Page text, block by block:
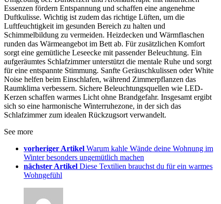
Essenzen fördern Entspannung und schaffen eine angenehme
Duftkulisse. Wichtig ist zudem das richtige Lüften, um die
Luftfeuchtigkeit im gesunden Bereich zu halten und
Schimmelbildung zu vermeiden. Heizdecken und Wärmflaschen
runden das Wärmeangebot im Bett ab. Für zusätzlichen Komfort
sorgt eine gemütliche Leseecke mit passender Beleuchtung. Ein
aufgeräumtes Schlafzimmer unterstützt die mentale Ruhe und sorgt
für eine entspannte Stimmung. Sanfte Geräuschkulissen oder White
Noise helfen beim Einschlafen, während Zimmerpflanzen das
Raumklima verbessern. Sichere Beleuchtungsquellen wie LED-
Kerzen schaffen warmes Licht ohne Brandgefahr. Insgesamt ergibt
sich so eine harmonische Winterruhezone, in der sich das
Schlafzimmer zum idealen Rückzugsort verwandelt.
See more
vorheriger Artikel Warum kahle Wände deine Wohnung im
Winter besonders ungemütlich machen
nächster Artikel Diese Textilien brauchst du für ein warmes
Wohngefühl